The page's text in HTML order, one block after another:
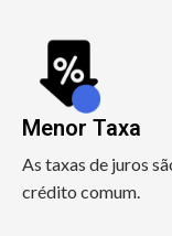
Menor Taxa
As taxas de juros
crédito comum.